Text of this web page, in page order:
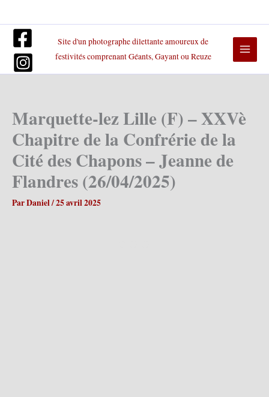
contenu
Site d'un photographe dilettante amoureux de
festivités comprenant Géants, Gayant ou Reuze
Marquette-lez Lille (F) – XXVè
Chapitre de la Confrérie de la
Cité des Chapons – Jeanne de
Flandres (26/04/2025)
ParDaniel/25 avril 2025